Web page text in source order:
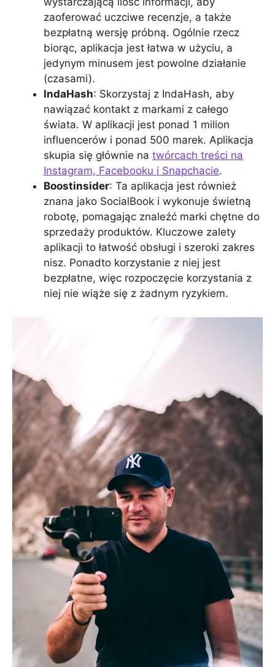
zaoferować uczciwe recenzje, a także
bezpłatną wersję próbną. Ogólnie rzecz
biorąc, aplikacja jest łatwa w użyciu, a
jedynym minusem jest powolne działanie
(czasami).
IndaHash: Skorzystaj z IndaHash, aby
nawiązać kontakt z markami z całego
świata. W aplikacji jest ponad 1 milion
influencerów i ponad 500 marek. Aplikacja
skupia się głównie na twórcach treści na
Instagram, Facebooku i Snapchacie.
Boostinsider: Ta aplikacja jest również
znana jako SocialBook i wykonuje świetną
robotę, pomagając znaleźć marki chętne do
sprzedaży produktów. Kluczowe zalety
aplikacji to łatwość obsługi i szeroki zakres
nisz. Ponadto korzystanie z niej jest
bezpłatne, więc rozpoczęcie korzystania z
niej nie wiąże się z żadnym ryzykiem.